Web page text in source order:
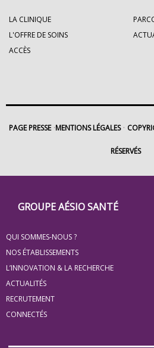
Groupe
Eovi
pour
les
minis
site
GROUPE AÉSIO SANTÉ
QUI SOMMES-NOUS ?
NOS ÉTABLISSEMENTS
L’INNOVATION & LA RECHERCHE
ACTUALITÉS
RECRUTEMENT
CONNECTÉS
LA CLINIQUE
L'OFFRE DE SOINS
ACCÈS
PAGE PRESSE MENTIONS LÉGALES
RÉSERVÉS